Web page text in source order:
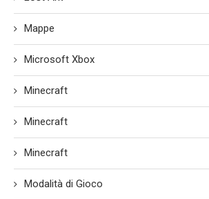
Mappe
Microsoft Xbox
Minecraft
Minecraft
Minecraft
Modalità di Gioco